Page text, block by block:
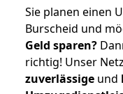
Sie planen einen
Burscheid und
Geld sparen?
richtig! Unser
zuverlässige und